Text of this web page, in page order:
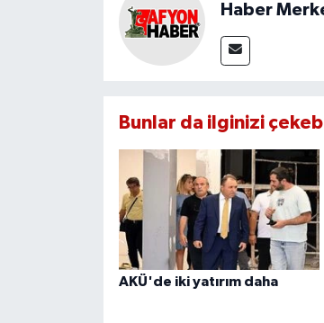
Haber
Bunlar da ilginizi
AKÜ'de iki yatırım daha